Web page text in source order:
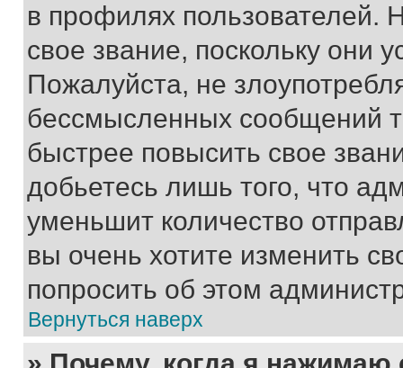
в профилях
свое звание, поскольку они
Пожалуйста, не
бессмысленных сообщений
быстрее повысить свое
добьетесь лишь того, что
уменьшит количество
вы очень хотите изменить
попросить об этом
Вернуться наверх